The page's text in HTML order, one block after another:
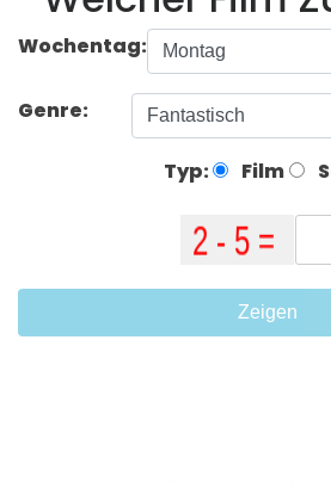
Wochentag:
Genre:
Typ: Film
Zeigen